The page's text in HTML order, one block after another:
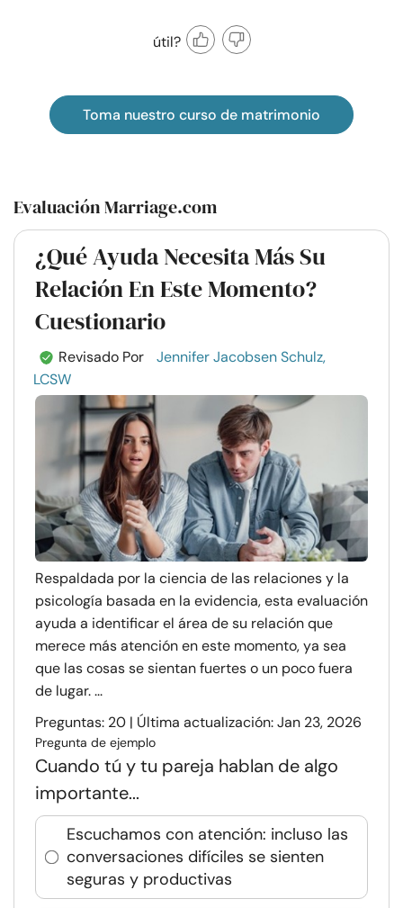
útil?
Toma nuestro curso de matrimonio
Evaluación Marriage.com
¿Qué Ayuda Necesita Más Su
Relación En Este Momento?
Cuestionario
Revisado Por
Jennifer Jacobsen Schulz,
LCSW
Respaldada por la ciencia de las relaciones y la
psicología basada en la evidencia, esta evaluación
ayuda a identificar el área de su relación que
merece más atención en este momento, ya sea
que las cosas se sientan fuertes o un poco fuera
de lugar. ...
Preguntas: 20 | Última actualización: Jan 23, 2026
Pregunta de ejemplo
Cuando tú y tu pareja hablan de algo
importante...
Escuchamos con atención: incluso las
conversaciones difíciles se sienten
seguras y productivas